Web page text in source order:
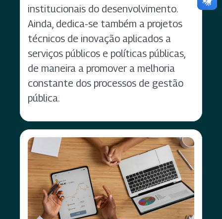
institucionais do desenvolvimento.
Ainda, dedica-se também a projetos
técnicos de inovação aplicados a
serviços públicos e políticas públicas,
de maneira a promover a melhoria
constante dos processos de gestão
pública.